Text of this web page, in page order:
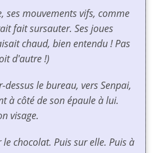
ses mouvements vifs, comme
fait sursauter. Ses joues
chaud, bien entendu ! Pas
d'autre !)
le bureau, vers Senpai,
à côté de son épaule à lui.
visage.
chocolat. Puis sur elle. Puis à